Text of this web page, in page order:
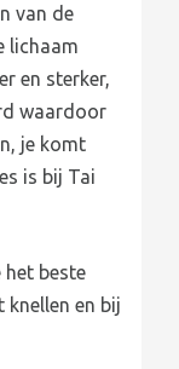
van de
lichaam
en sterker,
waardoor
je komt
is bij Tai
het beste
knellen en bij